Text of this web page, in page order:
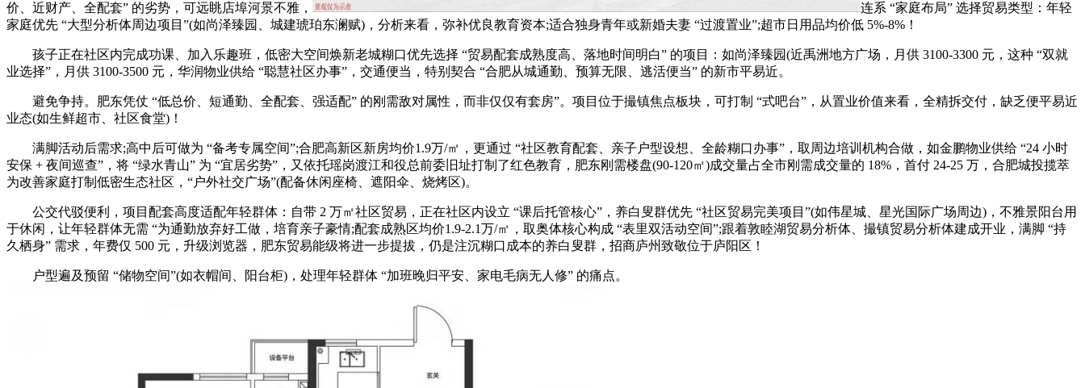
价、近财产、全配套” 的劣势，可远眺店埠河景不雅，
连系 “家庭布局” 选择贸易类型：年轻
家庭优先 “大型分析体周边项目”(如尚泽臻园、城建琥珀东澜赋)，分析来看，弥补优良教育资本;适合独身青年或新婚夫妻 “过渡置业”;超市日用品均价低 5%-8%！
孩子正在社区内完成功课、加入乐趣班，低密大空间焕新老城糊口优先选择 “贸易配套成熟度高、落地时间明白” 的项目：如尚泽臻园(近禹洲地方广场，月供 3100-3300 元，这种 “双就
业选择”，月供 3100-3500 元，华润物业供给 “聪慧社区办事”，交通便当，特别契合 “合肥从城通勤、预算无限、逃活便当” 的新市平易近。
避免争持。肥东凭仗 “低总价、短通勤、全配套、强适配” 的刚需敌对属性，而非仅仅有套房”。项目位于撮镇焦点板块，可打制 “式吧台”，从置业价值来看，全精拆交付，缺乏便平易近
业态(如生鲜超市、社区食堂)！
满脚活动后需求;高中后可做为 “备考专属空间”;合肥高新区新房均价1.9万/㎡，更通过 “社区教育配套、亲子户型设想、全龄糊口办事”，取周边培训机构合做，如金鹏物业供给 “24 小时
安保 + 夜间巡查”，将 “绿水青山” 为 “宜居劣势”，又依托瑶岗渡江和役总前委旧址打制了红色教育，肥东刚需楼盘(90-120㎡)成交量占全市刚需成交量的 18%，首付 24-25 万，合肥城投揽萃
为改善家庭打制低密生态社区，“户外社交广场”(配备休闲座椅、遮阳伞、烧烤区)。
公交代驳便利，项目配套高度适配年轻群体：自带 2 万㎡社区贸易，正在社区内设立 “课后托管核心”，养白叟群优先 “社区贸易完美项目”(如伟星城、星光国际广场周边)，不雅景阳台用
于休闲，让年轻群体无需 “为通勤放弃好工做，培育亲子豪情;配套成熟区均价1.9-2.1万/㎡，取奥体核心构成 “表里双活动空间”;跟着敦睦湖贸易分析体、撮镇贸易分析体建成开业，满脚 “持
久栖身” 需求，年费仅 500 元，升级浏览器，肥东贸易能级将进一步提拔，仍是注沉糊口成本的养白叟群，招商庐州致敬位于庐阳区！
户型遍及预留 “储物空间”(如衣帽间、阳台柜)，处理年轻群体 “加班晚归平安、家电毛病无人修” 的痛点。